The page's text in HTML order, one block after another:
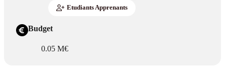
Etudiants Apprenants
Budget
0.05 M€